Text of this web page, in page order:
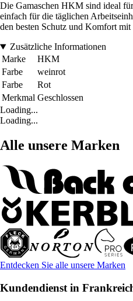
Die Gamaschen HKM sind ideal
einfach für die täglichen
den besten Schutz und Komfort
Zusätzliche Informationen
Marke
HKM
Farbe
weinrot
Farbe
Rot
Merkmal Geschlossen
Loading...
Loading...
Alle unsere Marken
Entdecken Sie alle unsere Marken
Kundendienst in